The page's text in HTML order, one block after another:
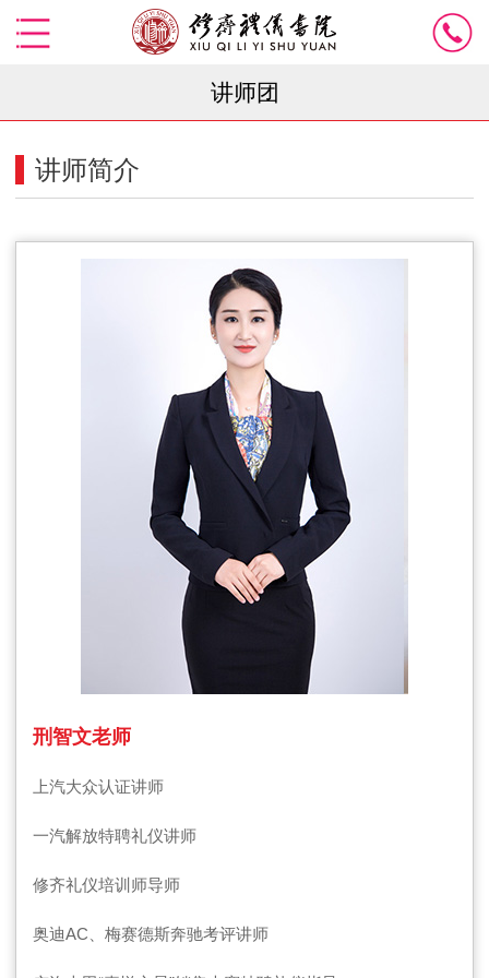
讲师团
讲师简介
刑智文老师
上汽大众认证讲师
一汽解放特聘礼仪讲师
修齐礼仪培训师导师
奥迪AC、梅赛德斯奔驰考评讲师